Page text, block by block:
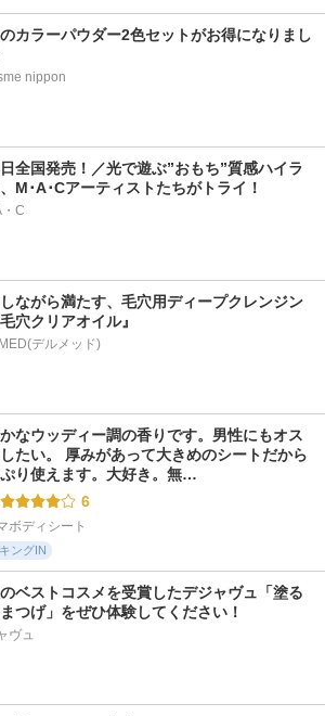
カラーパウダー2色セットがお得になりまし
nippon
全国発売！／光で遊ぶ”おもち”質感ハイラ
M･A･Cアーティストたちがトライ！
・C
ながら満たす、毛穴用ディープクレンジン
穴クリアオイル』
なウッディー調の香りです。男性にもオス
たい。 厚みがあって大きめのシートだから
り使えます。大好き。無…
6
ボディシート
ングIN
ベストコスメを受賞したデジャヴュ「塗る
つげ」をぜひ体験してください！
ヴュ